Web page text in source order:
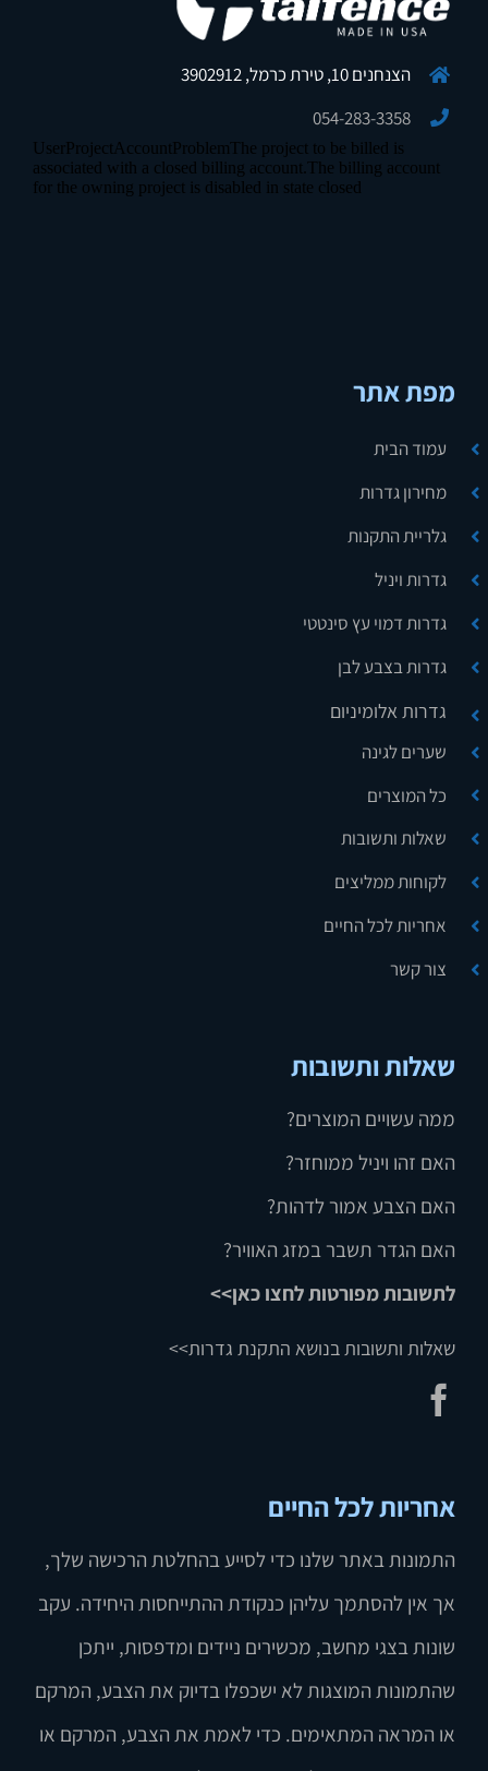
הצנחנים 10, טירת כרמל, 3902912
054-283-3358
מפת אתר
עמוד הבית
מחירון גדרות
גלריית התקנות
גדרות ויניל
גדרות דמוי עץ סינטטי
גדרות בצבע לבן
גדרות אלומיניום
שערים לגינה
כל המוצרים
שאלות ותשובות
לקוחות ממליצים
אחריות לכל החיים
צור קשר
שאלות ותשובות
ממה עשויים המוצרים?
האם זהו ויניל ממוחזר?
האם הצבע אמור לדהות?
האם הגדר תשבר במזג האוויר?
לתשובות מפורטות לחצו כאן>>
שאלות ותשובות בנושא התקנת גדרות>>
אחריות לכל החיים
התמונות באתר שלנו כדי לסייע בהחלטת הרכישה שלך,
אך אין להסתמך עליהן כנקודת ההתייחסות היחידה. עקב
שונות בצגי מחשב, מכשירים ניידים ומדפסות, ייתכן
שהתמונות המוצגות לא ישכפלו בדיוק את הצבע, המרקם
או המראה המתאימים. כדי לאמת את הצבע, המרקם או